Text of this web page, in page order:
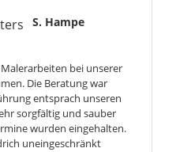
S. Hampe
bei unserer
Die Beratung war
entsprach unseren
sorgfältig und sauber
wurden eingehalten.
uneingeschränkt